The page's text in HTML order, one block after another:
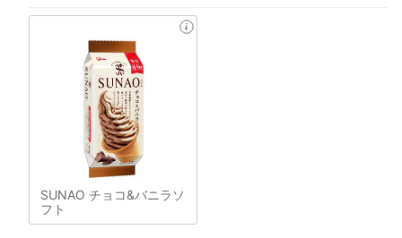
SUNAO チョコ&バニラソ
フト